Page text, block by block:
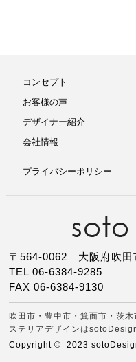
コンセプト
お客様の声
デザイナー紹介
会社情報
プライバシーポリシー
〒564-0062 大阪府吹田
TEL 06-6384-9285
FAX 06-6384-9130
吹田市・豊中市・箕面市・茨
ステリアデザインは
Copyright © 2023